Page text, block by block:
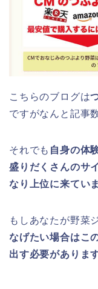
こちらのブログは
ですがなんと記事
それでも 自身の体
盛りだくさんのサ
なり上位に来てい
もしあなたが野菜
なげたい場合はこ
出す必要があります